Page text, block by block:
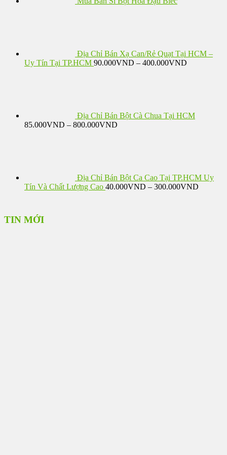
Địa Chỉ Bán Xạ Can/Rẻ Quạt Tại HCM –
Uy Tín Tại TP.HCM 90.000VND – 400.000VND
Địa Chỉ Bán Bột Cà Chua Tại HCM
85.000VND – 800.000VND
Địa Chỉ Bán Bột Ca Cao Tại TP.HCM Uy
Tín Và Chất Lượng Cao 40.000VND – 300.000VND
TIN MỚI